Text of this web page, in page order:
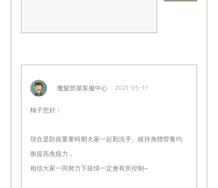
魔髮部屋客服中心 2021-05-17
柚子您好：
現在是防疫重要時期大家一起勤洗手、維持身體營養均
衡提高免疫力，
相信大家一同努力下疫情一定會有所控制~